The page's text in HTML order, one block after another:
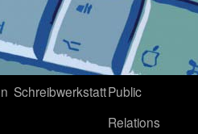
SchreibwerkstattPublic
Relations